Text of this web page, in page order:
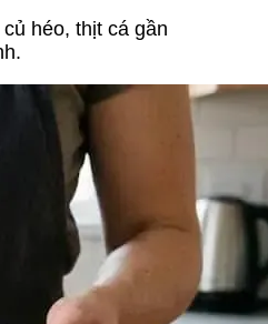
héo, thịt cá gần